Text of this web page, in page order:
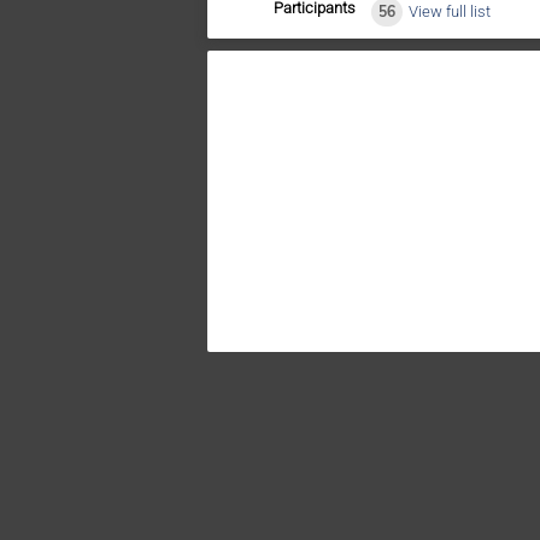
Participants 56 View full list